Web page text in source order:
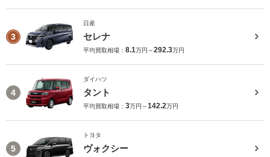
3
日産
セレナ
平均買取相場： 8.1万円～292.3万円
4
ダイハツ
タント
平均買取相場： 3万円～142.2万円
5
トヨタ
ヴォクシー